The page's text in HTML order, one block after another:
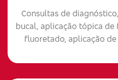
Consultas de
bucal, aplicação tópica
fluoretado, aplicação